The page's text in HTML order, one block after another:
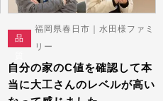
品
福岡県春日市｜水田様ファミ
リー
自分の家のC値を確認して本
当に大工さんのレベルが高い